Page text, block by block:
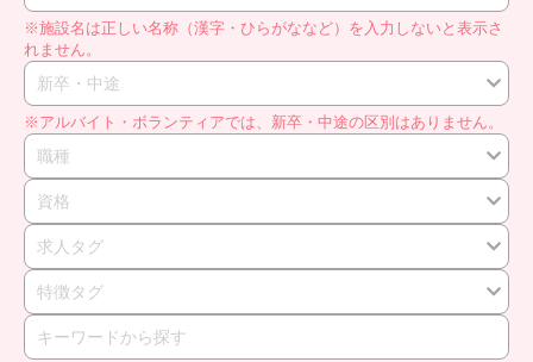
※施設名は正しい名称（漢字・ひらがななど）を入力しないと表示さ
れません。
新卒・中途
※アルバイト・ボランティアでは、新卒・中途の区別はありません。
職種
資格
求人タグ
特徴タグ